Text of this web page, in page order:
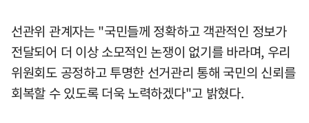
선관위 관계자는 "국민들께 정확하고 객관적인 정보가
전달되어 더 이상 소모적인 논쟁이 없기를 바라며, 우리
위원회도 공정하고 투명한 선거관리 통해 국민의 신뢰를
회복할 수 있도록 더욱 노력하겠다"고 밝혔다.